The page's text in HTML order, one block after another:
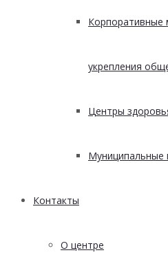
Корпоративные
укрепления
Центры
Муниципальные
Контакты
О центре